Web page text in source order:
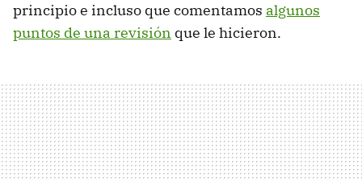
principio e incluso que comentamos algunos
puntos de una revisión que le hicieron.